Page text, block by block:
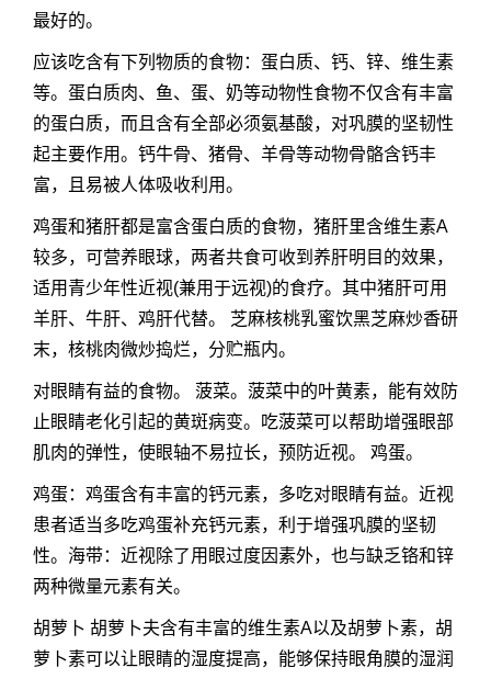
最好的。
应该吃含有下列物质的食物：蛋白质、钙、锌、维生素
等。蛋白质肉、鱼、蛋、奶等动物性食物不仅含有丰富
的蛋白质，而且含有全部必须氨基酸，对巩膜的坚韧性
起主要作用。钙牛骨、猪骨、羊骨等动物骨骼含钙丰
富，且易被人体吸收利用。
鸡蛋和猪肝都是富含蛋白质的食物，猪肝里含维生素A
较多，可营养眼球，两者共食可收到养肝明目的效果，
适用青少年性近视(兼用于远视)的食疗。其中猪肝可用
羊肝、牛肝、鸡肝代替。 芝麻核桃乳蜜饮黑芝麻炒香研
末，核桃肉微炒捣烂，分贮瓶内。
对眼睛有益的食物。 菠菜。菠菜中的叶黄素，能有效防
止眼睛老化引起的黄斑病变。吃菠菜可以帮助增强眼部
肌肉的弹性，使眼轴不易拉长，预防近视。 鸡蛋。
鸡蛋：鸡蛋含有丰富的钙元素，多吃对眼睛有益。近视
患者适当多吃鸡蛋补充钙元素，利于增强巩膜的坚韧
性。海带：近视除了用眼过度因素外，也与缺乏铬和锌
两种微量元素有关。
胡萝卜 胡萝卜夫含有丰富的维生素A以及胡萝卜素，胡
萝卜素可以让眼睛的湿度提高，能够保持眼角膜的湿润